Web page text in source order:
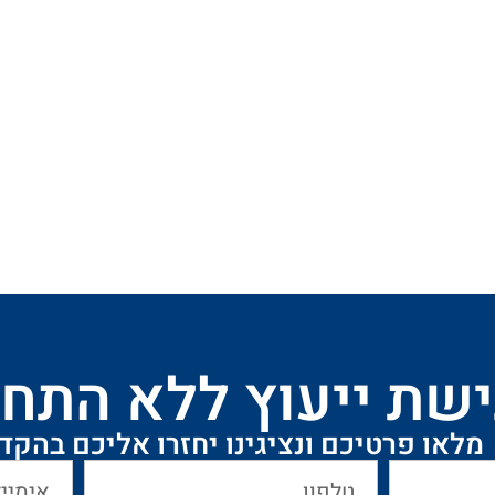
ייעוץ ללא
מלאו פרטיכם ונציגינו יחזרו אליכם